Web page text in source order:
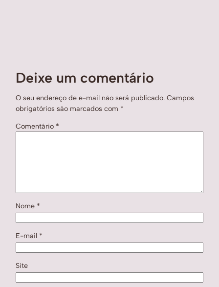
Deixe um comentário
O seu endereço de e-mail não será publicado. Campos
obrigatórios são marcados com *
Comentário *
Nome *
E-mail *
Site